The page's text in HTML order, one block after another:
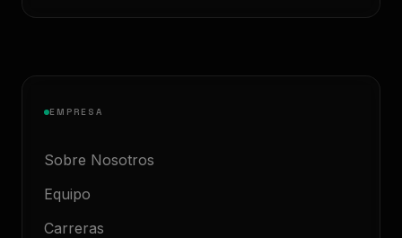
EMPRESA
Sobre Nosotros
Equipo
Carreras